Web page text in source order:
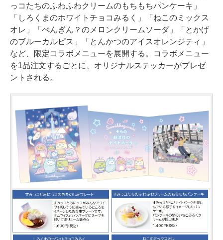
っコたちのふわふわクリームのもちもちパンケーキ」
「しろくまのホワイトチョコみるく」「ねこのミックス
オレ」「ぺんぎん？のメロンクリームソーダ」「とかげ
のブルーカルピス」「とんかつのアイスオレンジティ」
など、限定コラボメニューを展開する。コラボメニュー
を1品注文するごとに、オリジナルステッカーがプレゼ
ントされる。